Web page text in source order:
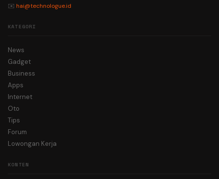
✉️ hai@technologue.id
KATEGORI
News
Gadget
Business
Apps
Internet
Oto
Tips
Forum
Lowongan Kerja
KONTEN